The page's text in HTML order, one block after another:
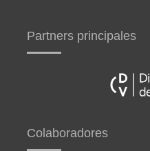
Partners principales
Colaboradores